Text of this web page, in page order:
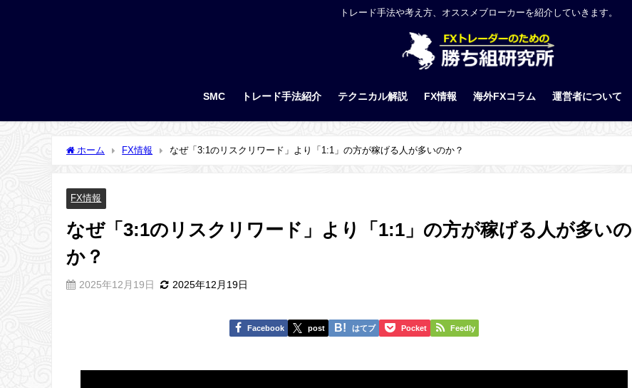
トレード手法や考え方、オススメブローカーを紹介していきます。
SMC トレード手法紹介 テクニカル解説 FX情報 海外FXコラム 運営者について
ホーム FX情報 なぜ「3:1のリスクリワード」より「1:1」の方が稼げる人が多いのか？
FX情報
なぜ「3:1のリスクリワード」より「1:1」の方が稼げる人が多いの
か？
2025年12月19日 2025年12月19日
Facebook post はてブ Pocket Feedly